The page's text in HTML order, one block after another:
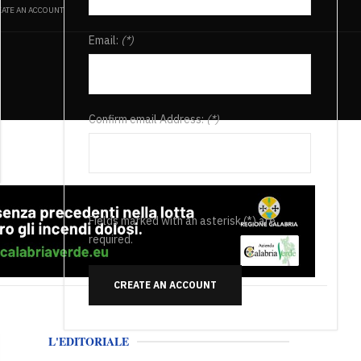
AN ACCOUNT
Email: (*)
Confirm email Address:(*)
Fields marked with an asterisk (*) are
required.
CREATE AN ACCOUNT
L'EDITORIALE